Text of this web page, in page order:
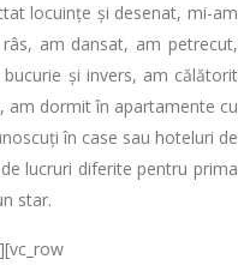
locuințe și desenat, mi-am
am dansat, am petrecut,
și invers, am călătorit
dormit în apartamente cu
în case sau hoteluri de
lucruri diferite pentru prima
star.